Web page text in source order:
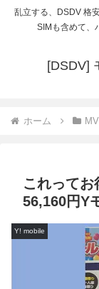
乱立する、DSDV 格
SIMも含めて、
[DSDV]
ホーム
これって
56,160円Y
Y! mobile